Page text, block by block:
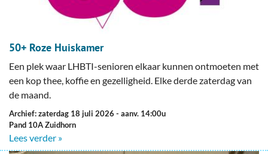
50+ Roze Huiskamer
Een plek waar LHBTI-senioren elkaar kunnen ontmoeten met
een kop thee, koffie en gezelligheid. Elke derde zaterdag van
de maand.
Archief: zaterdag 18 juli 2026 - aanv. 14:00u
Pand 10A Zuidhorn
Lees verder »